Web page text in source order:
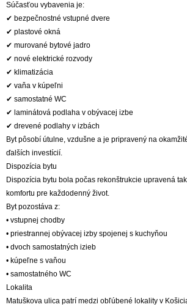
Súčasťou vybavenia je:
✔ bezpečnostné vstupné dvere
✔ plastové okná
✔ murované bytové jadro
✔ nové elektrické rozvody
✔ klimatizácia
✔ vaňa v kúpeľni
✔ samostatné WC
✔ laminátová podlaha v obývacej izbe
✔ drevené podlahy v izbách
Byt pôsobí útulne, vzdušne a je pripravený na
ďalších investícií.
Dispozícia bytu
Dispozícia bytu bola počas rekonštrukcie upravená
komfortu pre každodenný život.
Byt pozostáva z:
• vstupnej chodby
• priestrannej obývacej izby spojenej s kuchyňou
• dvoch samostatných izieb
• kúpeľne s vaňou
• samostatného WC
Lokalita
Matuškova ulica patrí medzi obľúbené lokality v